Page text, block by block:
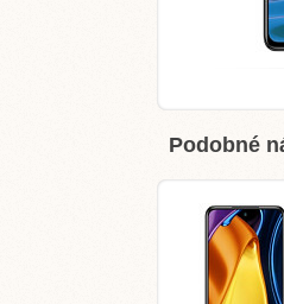
Podobné